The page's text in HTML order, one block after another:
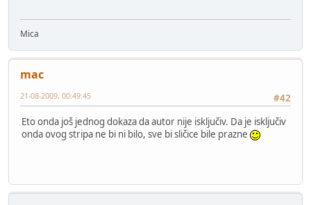
Mica
mac
#42
21-08-2009, 00:49:45
Eto onda još jednog dokaza da autor nije isključiv. Da je isključiv
onda ovog stripa ne bi ni bilo, sve bi sličice bile prazne